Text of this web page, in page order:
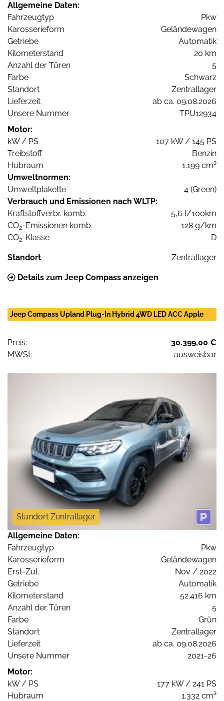
Allgemeine Daten:
Fahrzeugtyp
Pkw
Karosserieform
Geländewagen
Getriebe
Automatik
Kilometerstand
20 km
Anzahl der Türen
5
Farbe
Schwarz
Standort
Zentrallager
Lieferzeit
ab ca. 09.08.2026
Unsere Nummer
TPU12934
Motor:
kW / PS
107 kW / 145 PS
Treibstoff
Benzin
Hubraum
1.199 cm³
Umweltnormen:
Umweltplakette
4 (Green)
Verbrauch und Emissionen nach WLTP:
Kraftstoffverbr. komb.
5,6 l/100km
CO2-Emissionen komb.
128 g/km
CO2-Klasse D
Standort Zentrallager
Details zum Jeep Compass anzeigen
Jeep Compass Upland Plug-In Hybrid 4WD LED ACC Apple
Preis:
30.399,00 €
MWSt:
ausweisbar
Standort Zentrallager
Allgemeine Daten:
Fahrzeugtyp
Pkw
Karosserieform
Geländewagen
Erst-Zul.
Nov / 2022
Getriebe
Automatik
Kilometerstand
52.416 km
Anzahl der Türen
5
Farbe
Grün
Standort
Zentrallager
Lieferzeit
ab ca. 09.08.2026
Unsere Nummer
2021-26
Motor:
kW / PS
177 kW / 241 PS
Hubraum
1.332 cm³